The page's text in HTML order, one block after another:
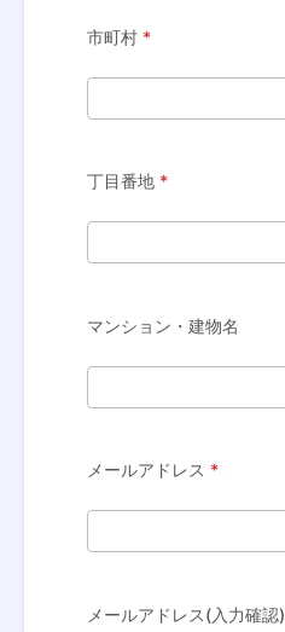
市町村 *
丁目番地 *
マンション・建物名
メールアドレス *
メールアドレス(入力確認)